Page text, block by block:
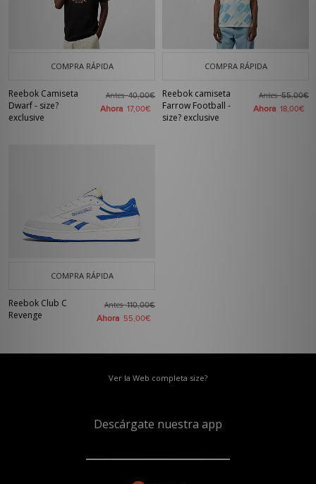
COMPRA RÁPIDA
Reebok Camiseta
Dwarf - size?
exclusive
Antes40,00€
Ahora 17,00€
COMPRA RÁPIDA
Reebok camiseta
Farrow Football -
size? exclusive
Antes55,00€
Ahora 18,00€
COMPRA RÁPIDA
Reebok Club C
Revenge
Antes110,00€
Ahora 55,00€
Ver la Web completa size?
Descárgate nuestra app